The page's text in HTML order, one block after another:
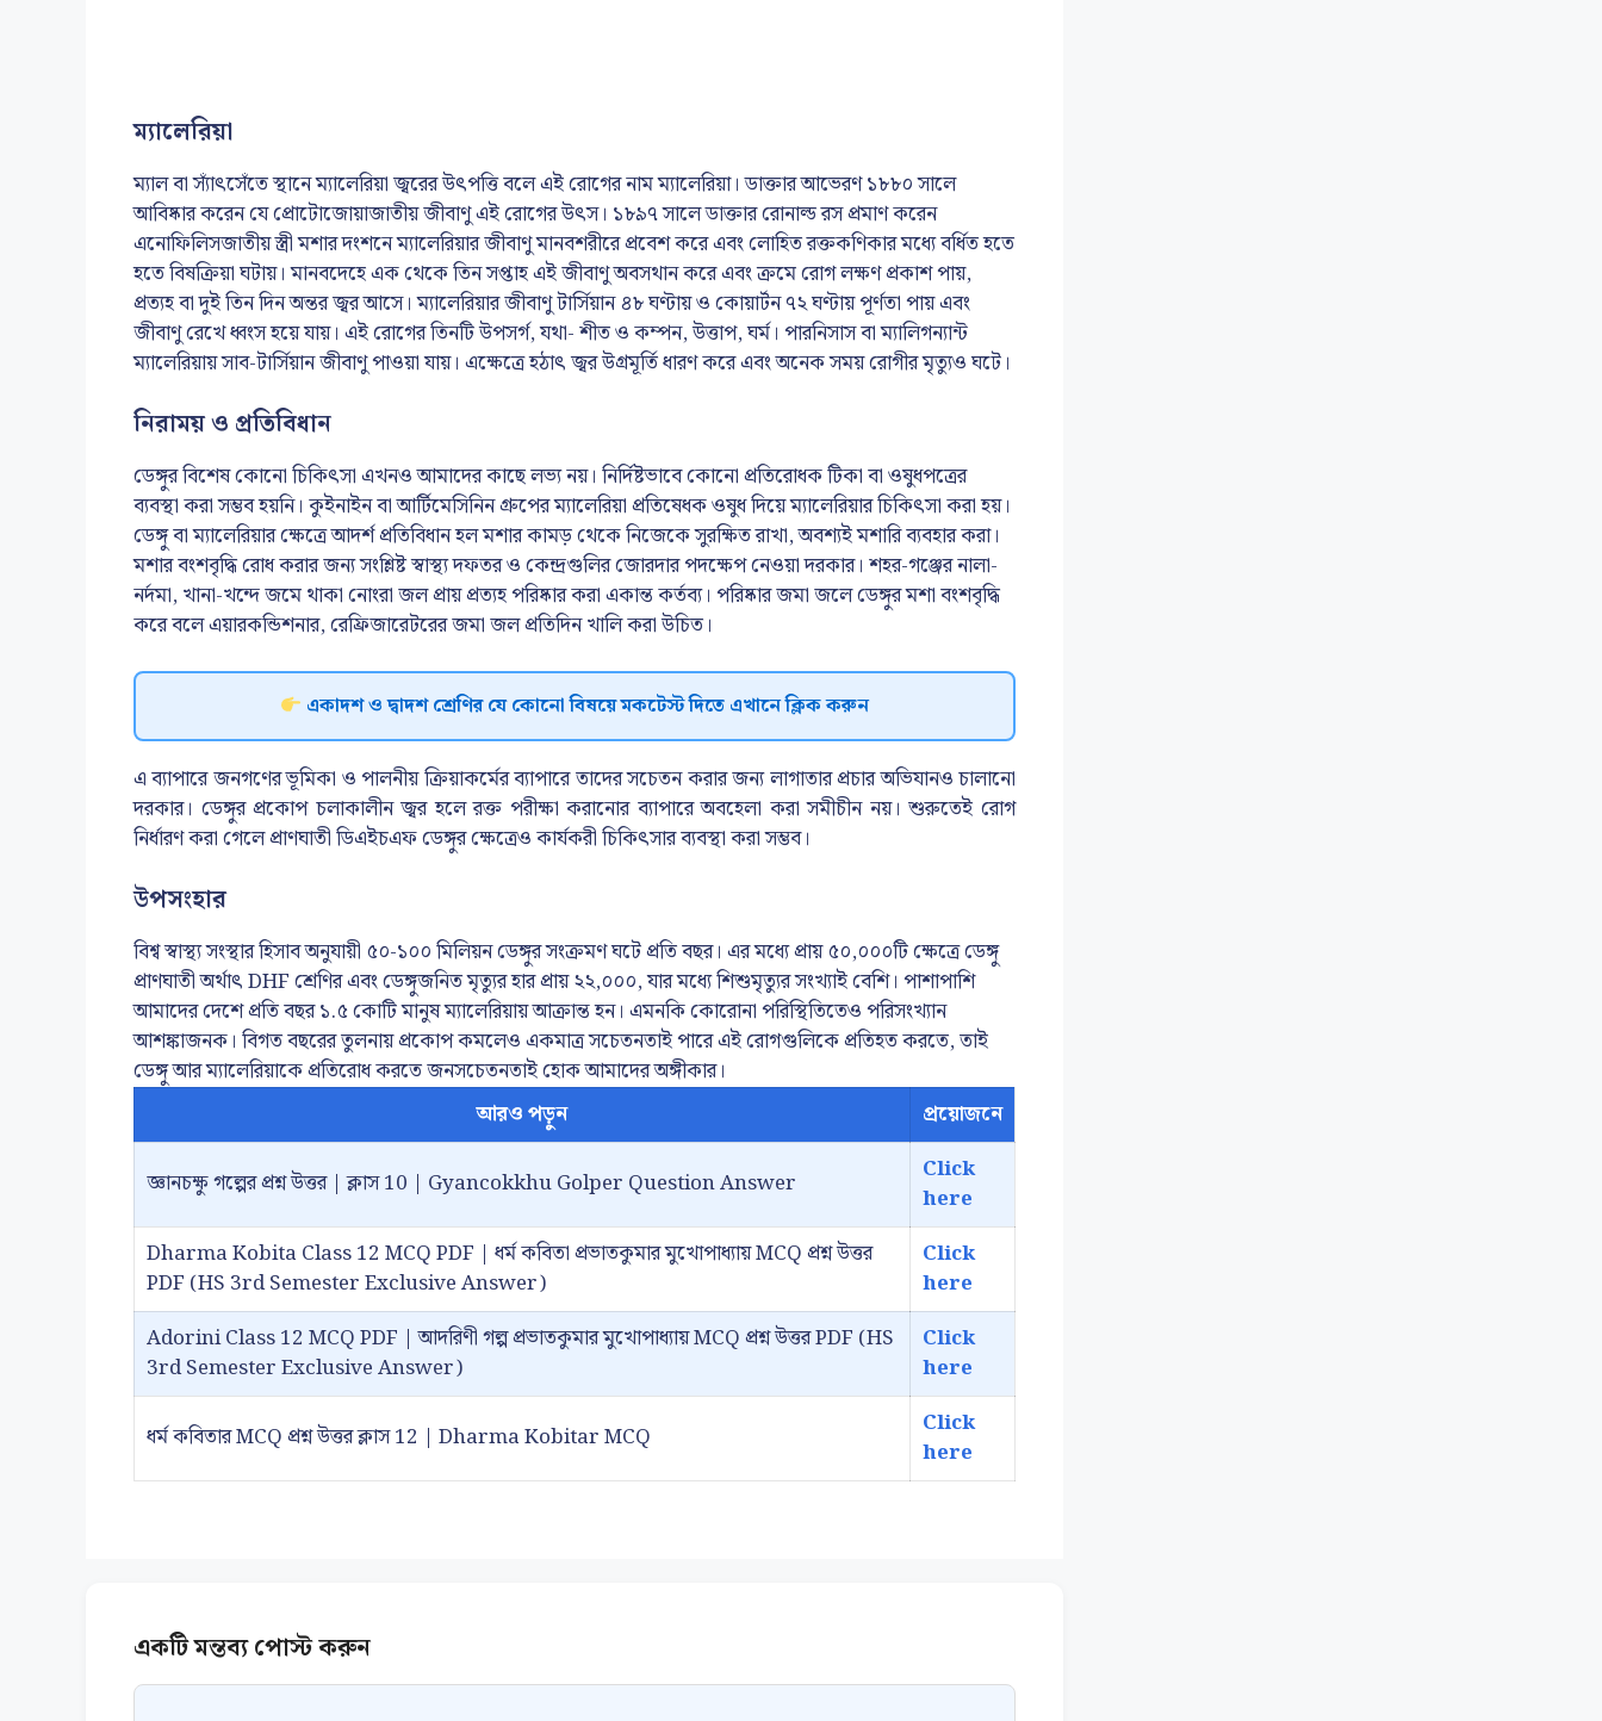
ম্যালেরিয়া
ম্যাল বা স্যাঁৎসেঁতে স্থানে ম্যালেরিয়া জ্বরের উৎপত্তি বলে এই রোগের নাম ম্যালেরিয়া। ডাক্তার আভেরণ ১৮৮০ সালে
আবিষ্কার করেন যে প্রোটোজোয়াজাতীয় জীবাণু এই রোগের উৎস। ১৮৯৭ সালে ডাক্তার রোনাল্ড রস প্রমাণ করেন
এনোফিলিসজাতীয় স্ত্রী মশার দংশনে ম্যালেরিয়ার জীবাণু মানবশরীরে প্রবেশ করে এবং লোহিত রক্তকণিকার মধ্যে বর্ধিত হতে
হতে বিষক্রিয়া ঘটায়। মানবদেহে এক থেকে তিন সপ্তাহ এই জীবাণু অবসথান করে এবং ক্রমে রোগ লক্ষণ প্রকাশ পায়,
প্রত্যহ বা দুই তিন দিন অন্তর জ্বর আসে। ম্যালেরিয়ার জীবাণু টার্সিয়ান ৪৮ ঘণ্টায় ও কোয়ার্টন ৭২ ঘণ্টায় পূর্ণতা পায় এবং
জীবাণু রেখে ধ্বংস হয়ে যায়। এই রোগের তিনটি উপসর্গ, যথা- শীত ও কম্পন, উত্তাপ, ঘর্ম। পারনিসাস বা ম্যালিগন্যান্ট
ম্যালেরিয়ায় সাব-টার্সিয়ান জীবাণু পাওয়া যায়। এক্ষেত্রে হঠাৎ জ্বর উগ্রমূর্তি ধারণ করে এবং অনেক সময় রোগীর মৃত্যুও ঘটে।
নিরাময় ও প্রতিবিধান
ডেঙ্গুর বিশেষ কোনো চিকিৎসা এখনও আমাদের কাছে লভ্য নয়। নির্দিষ্টভাবে কোনো প্রতিরোধক টিকা বা ওষুধপত্রের
ব্যবস্থা করা সম্ভব হয়নি। কুইনাইন বা আর্টিমেসিনিন গ্রুপের ম্যালেরিয়া প্রতিষেধক ওষুধ দিয়ে ম্যালেরিয়ার চিকিৎসা করা হয়।
ডেঙ্গু বা ম্যালেরিয়ার ক্ষেত্রে আদর্শ প্রতিবিধান হল মশার কামড় থেকে নিজেকে সুরক্ষিত রাখা, অবশ্যই মশারি ব্যবহার করা।
মশার বংশবৃদ্ধি রোধ করার জন্য সংশ্লিষ্ট স্বাস্থ্য দফতর ও কেন্দ্রগুলির জোরদার পদক্ষেপ নেওয়া দরকার। শহর-গঞ্জের নালা-
নর্দমা, খানা-খন্দে জমে থাকা নোংরা জল প্রায় প্রত্যহ পরিষ্কার করা একান্ত কর্তব্য। পরিষ্কার জমা জলে ডেঙ্গুর মশা বংশবৃদ্ধি
করে বলে এয়ারকন্ডিশনার, রেফ্রিজারেটরের জমা জল প্রতিদিন খালি করা উচিত।
একাদশ ও দ্বাদশ শ্রেণির যে কোনো বিষয়ে মকটেস্ট দিতে এখানে ক্লিক করুন
এ ব্যাপারে জনগণের ভূমিকা ও পালনীয় ক্রিয়াকর্মের ব্যাপারে তাদের সচেতন করার জন্য লাগাতার প্রচার অভিযানও চালানো
দরকার। ডেঙ্গুর প্রকোপ চলাকালীন জ্বর হলে রক্ত পরীক্ষা করানোর ব্যাপারে অবহেলা করা সমীচীন নয়। শুরুতেই রোগ
নির্ধারণ করা গেলে প্রাণঘাতী ডিএইচএফ ডেঙ্গুর ক্ষেত্রেও কার্যকরী চিকিৎসার ব্যবস্থা করা সম্ভব।
উপসংহার
বিশ্ব স্বাস্থ্য সংস্থার হিসাব অনুযায়ী ৫০-১০০ মিলিয়ন ডেঙ্গুর সংক্রমণ ঘটে প্রতি বছর। এর মধ্যে প্রায় ৫০,০০০টি ক্ষেত্রে ডেঙ্গু
প্রাণঘাতী অর্থাৎ DHF শ্রেণির এবং ডেঙ্গুজনিত মৃত্যুর হার প্রায় ২২,০০০, যার মধ্যে শিশুমৃত্যুর সংখ্যাই বেশি। পাশাপাশি
আমাদের দেশে প্রতি বছর ১.৫ কোটি মানুষ ম্যালেরিয়ায় আক্রান্ত হন। এমনকি কোরোনা পরিস্থিতিতেও পরিসংখ্যান
আশঙ্কাজনক। বিগত বছরের তুলনায় প্রকোপ কমলেও একমাত্র সচেতনতাই পারে এই রোগগুলিকে প্রতিহত করতে, তাই
ডেঙ্গু আর ম্যালেরিয়াকে প্রতিরোধ করতে জনসচেতনতাই হোক আমাদের অঙ্গীকার।
আরও পড়ুন
প্রয়োজনে
জ্ঞানচক্ষু গল্পের প্রশ্ন উত্তর | ক্লাস 10 | Gyancokkhu Golper Question Answer
Click
here
Dharma Kobita Class 12 MCQ PDF | ধর্ম কবিতা প্রভাতকুমার মুখোপাধ্যায় MCQ প্রশ্ন উত্তর
PDF (HS 3rd Semester Exclusive Answer)
Click
here
Adorini Class 12 MCQ PDF | আদরিণী গল্প প্রভাতকুমার মুখোপাধ্যায় MCQ প্রশ্ন উত্তর PDF (HS
3rd Semester Exclusive Answer)
Click
here
ধর্ম কবিতার MCQ প্রশ্ন উত্তর ক্লাস 12 | Dharma Kobitar MCQ
Click
here
Comment